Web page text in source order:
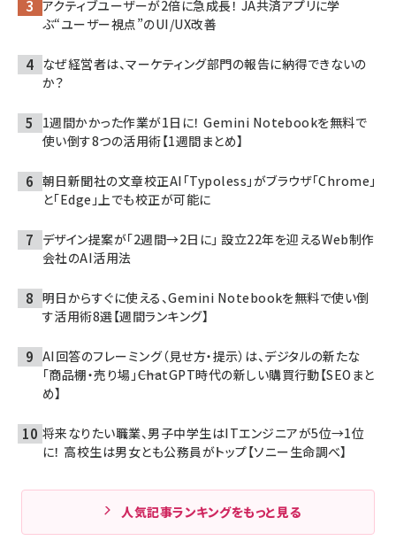
アクティブユーザーが2倍に急成長！ JA共済アプリに学
ぶ“ユーザー視点”のUI/UX改善
なぜ経営者は、マーケティング部門の報告に納得できないの
か？
1週間かかった作業が1日に！ Gemini Notebookを無料で
使い倒す8つの活用術【1週間まとめ】
朝日新聞社の文章校正AI「Typoless」がブラウザ「Chrome」
と「Edge」上でも校正が可能に
デザイン提案が「2週間→2日に」 設立22年を迎えるWeb制作
会社のAI活用法
明日からすぐに使える、Gemini Notebookを無料で使い倒
す活用術8選【週間ランキング】
AI回答のフレーミング（見せ方・提示）は、デジタルの新たな
「商品棚・売り場」――ChatGPT時代の新しい購買行動【SEOまと
め】
将来なりたい職業、男子中学生はITエンジニアが5位→1位
に！ 高校生は男女とも公務員がトップ【ソニー生命調べ】
人気記事ランキングをもっと見る